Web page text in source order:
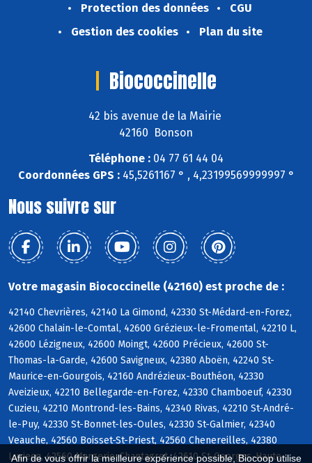
Afin de vous offrir la meilleure expérience possible, Biocoop utilise
Protection des données
CGU
Gestion des cookies
Plan du site
Biococcinelle
42 bis avenue de la Mairie
42160 Bonson
Téléphone : 04 77 61 44 04
Coordonnées GPS :45,5261167 ° , 4,23199569999997 °
Nous suivre sur
Votre magasin Biococcinelle (42160) est proche de :
42140 Chevrières, 42140 La Gimond, 42330 St-Médard-en-Forez,
42600 Chalain-le-Comtal, 42600 Grézieux-le-Fromental, 42210 L,
42600 Lézigneux, 42600 Moingt, 42600 Précieux, 42600 St-
Thomas-la-Garde, 42600 Savigneux, 42380 Aboën, 42240 St-
Maurice-en-Gourgois, 42160 Andrézieux-Bouthéon, 42330
Aveizieux, 42210 Bellegarde-en-Forez, 42330 Chamboeuf, 42330
Cuzieu, 42210 Montrond-les-Bains, 42340 Rivas, 42210 St-André-
le-Puy, 42330 St-Bonnet-les-Oules, 42330 St-Galmier, 42340
Veauche, 42560 Boisset-St-Priest, 42560 Chenereilles, 42380
Luriecq, 42560 Margerie-Chantagret, 42610 St-Georges-Haute-